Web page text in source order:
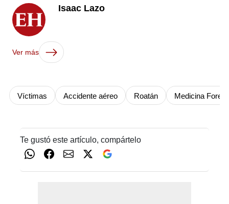
Isaac Lazo
Ver más
Víctimas Accidente aéreo Roatán Medicina
Te gustó este artículo, compártelo